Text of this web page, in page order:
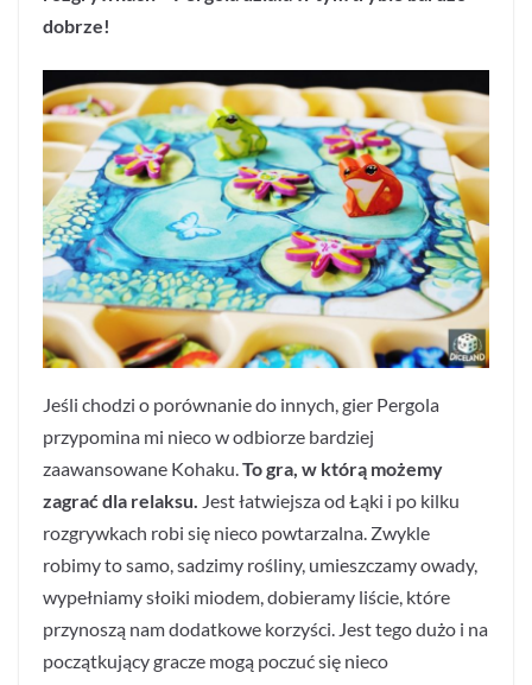
dobrze!
Jeśli chodzi o porównanie do innych, gier Pergola
przypomina mi nieco w odbiorze bardziej
zaawansowane Kohaku. To gra, w którą możemy
zagrać dla relaksu.
Jest łatwiejsza od Łąki i po kilku
rozgrywkach robi się nieco powtarzalna. Zwykle
robimy to samo, sadzimy rośliny, umieszczamy owady,
wypełniamy słoiki miodem, dobieramy liście, które
przynoszą nam dodatkowe korzyści. Jest tego dużo i na
początkujący gracze mogą poczuć się nieco